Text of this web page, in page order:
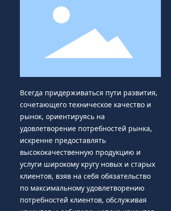
Всегда придерживаться пути развития,
сочетающего техническое качество и
рынок, ориентируясь на
удовлетворение потребностей рынка,
искренне предоставлять
высококачественную продукцию и
услуги широкому кругу новых и старых
клиентов, взяв на себя обязательство
по максимальному удовлетворению
потребностей клиентов, обслуживая